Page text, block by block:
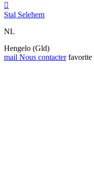

Stal Selehem
NL
Hengelo (Gld)
mail Nous contacter favorite